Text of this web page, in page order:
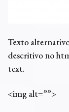
Texto
descritivo no
text.
<img alt=””>